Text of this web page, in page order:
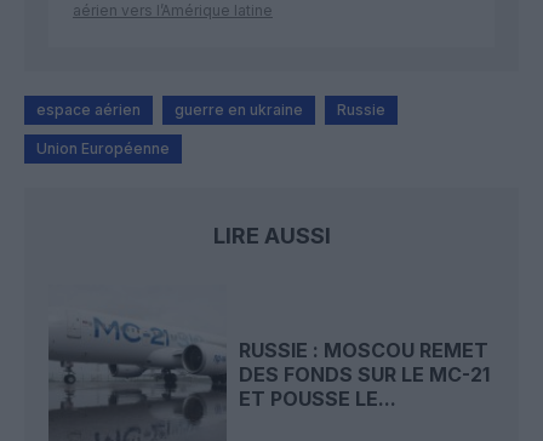
aérien vers l’Amérique latine
espace aérien guerre en ukraine Russie
Union Européenne
LIRE AUSSI
RUSSIE : MOSCOU REMET
DES FONDS SUR LE MC-21
ET POUSSE LE...